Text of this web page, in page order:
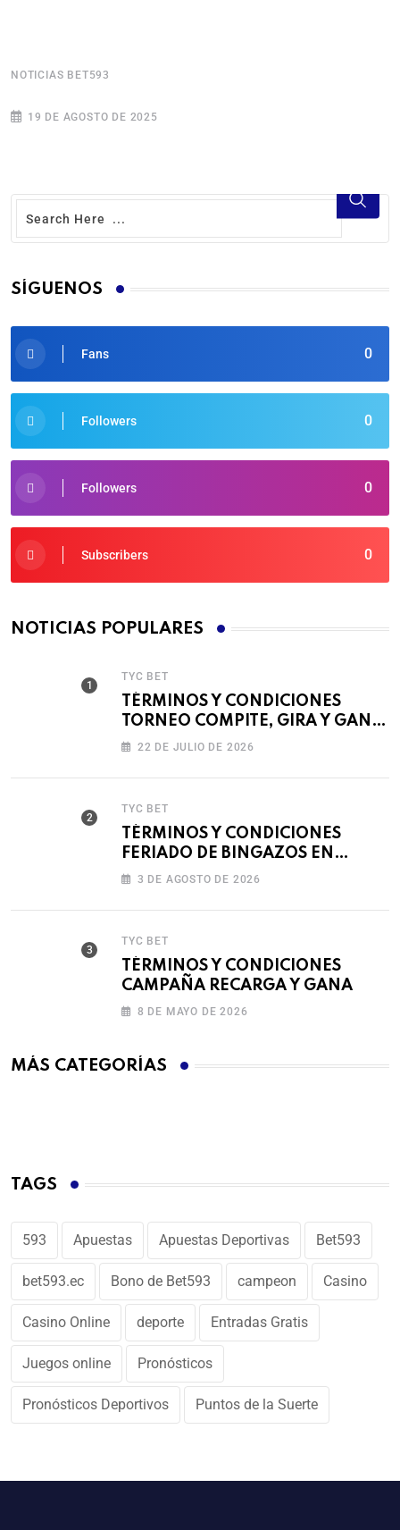
NOTICIAS BET593
19 DE AGOSTO DE 2025
SÍGUENOS
0
Fans
0
Followers
0
Followers
0
Subscribers
NOTICIAS POPULARES
TYC BET
TÉRMINOS Y CONDICIONES
TORNEO COMPITE, GIRA Y GANA
🎰 22 DE JULIO DE 2026
TYC BET
TÉRMINOS Y CONDICIONES
FERIADO DE BINGAZOS EN
BET593
3 DE AGOSTO DE 2026
TYC BET
TÉRMINOS Y CONDICIONES
CAMPAÑA RECARGA Y GANA
8 DE MAYO DE 2026
MÁS CATEGORÍAS
TAGS
593 Apuestas Apuestas Deportivas Bet593
bet593.ec Bono de Bet593 campeon Casino
Casino Online deporte Entradas Gratis
Juegos online Pronósticos
Pronósticos Deportivos Puntos de la Suerte